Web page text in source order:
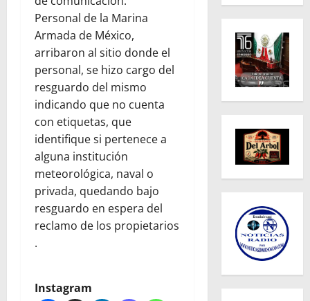
Personal de la Marina
Armada de México,
arribaron al sitio donde el
personal, se hizo cargo del
resguardo del mismo
indicando que no cuenta
con etiquetas, que
identifique si pertenece a
alguna institución
meteorológica, naval o
privada, quedando bajo
resguardo en espera del
reclamo de los propietarios
.
Instagram